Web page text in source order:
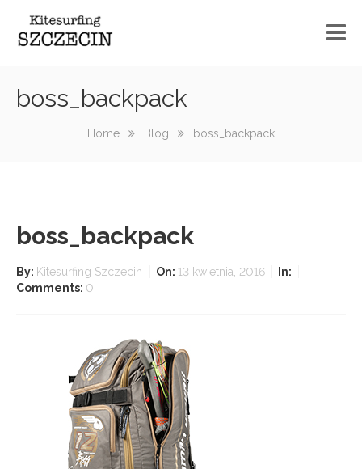
Wake
Serwis
boss_backpack
Home Blog boss_backpack
boss_backpack
By: Kitesurfing Szczecin On: 13 kwietnia, 2016
In:
Comments: 0